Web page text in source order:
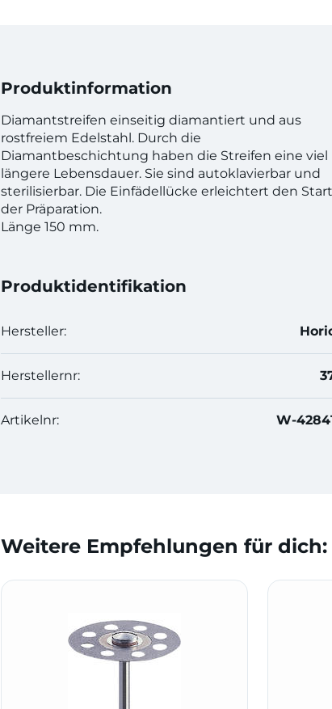
Produktinformation
Diamantstreifen einseitig diamantiert und aus
rostfreiem Edelstahl. Durch die
Diamantbeschichtung haben die Streifen eine viel
längere Lebensdauer. Sie sind autoklavierbar und
sterilisierbar. Die Einfädellücke erleichtert den Start
der Präparation.
Länge 150 mm.
Produktidentifikation
Hersteller:
Herstellernr:
Artikelnr: W-
Weitere Empfehlungen für dich: